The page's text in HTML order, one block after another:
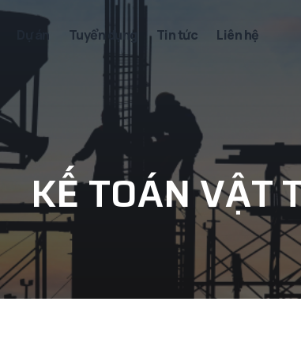
Dự án Tuyển dụng Tin tức Liên hệ
KẾ TOÁN VẬT